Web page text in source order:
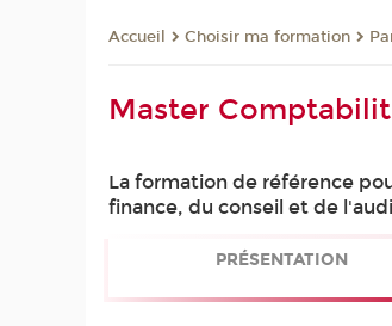
Accueil Choisir ma formation
Master
La formation de référence
finance, du conseil et de
PRÉSENTATION